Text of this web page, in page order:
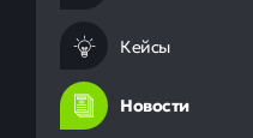
Кейсы
Новости